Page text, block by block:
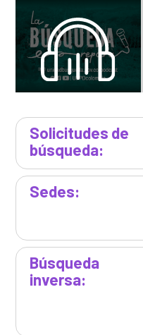
Solicitudes de
búsqueda:
Sedes:
Búsqueda
inversa: